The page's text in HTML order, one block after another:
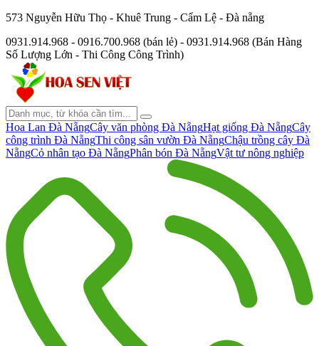
573 Nguyễn Hữu Thọ - Khuê Trung - Cẩm Lệ - Đà nẵng
0931.914.968 - 0916.700.968 (bán lẻ) - 0931.914.968 (Bán Hàng
Số Lượng Lớn - Thi Công Công Trình)
Hoa Lan Đà NẵngCây văn phòng Đà NẵngHạt giống Đà NẵngCây
công trình Đà NẵngThi công sân vườn Đà NẵngChậu trồng cây Đà
NẵngCỏ nhân tạo Đà NẵngPhân bón Đà NẵngVật tư nông nghiệp